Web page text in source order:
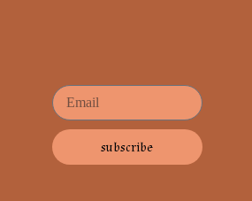
subscribe